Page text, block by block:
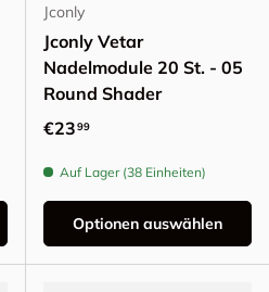
Jconly
Jconly Vetar
Nadelmodule 20 St. - 05
Round Shader
Normaler Preis
€2399
Auf Lager (38 Einheiten)
Optionen auswählen